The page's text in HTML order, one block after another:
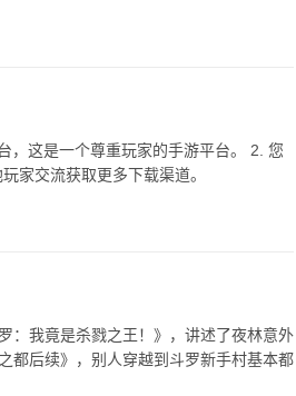
，这是一个尊重玩家的手游平台。 2. 您
家交流获取更多下载渠道。
：我竟是杀戮之王！》，讲述了夜林意外
都后续》，别人穿越到斗罗新手村基本都